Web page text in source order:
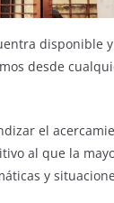
disponible
desde
el
al que la
y